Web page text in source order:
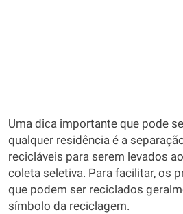
Uma dica importante que pode
qualquer residência é a
recicláveis para serem levados
coleta seletiva. Para facilitar, os
que podem ser reciclados
símbolo da reciclagem.